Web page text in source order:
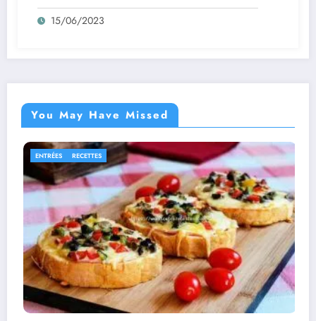
15/06/2023
You May Have Missed
ENTRÉES RECETTES